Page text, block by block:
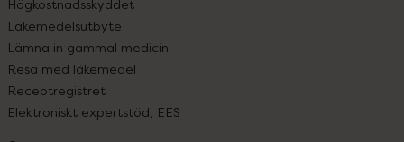
Högkostnadsskyddet
Läkemedelsutbyte
Lämna in gammal medicin
Resa med läkemedel
Receptregistret
Elektroniskt expertstöd, EES